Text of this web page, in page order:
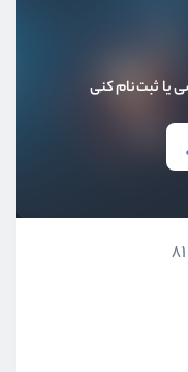
یا ثبت‌نام کنی
81